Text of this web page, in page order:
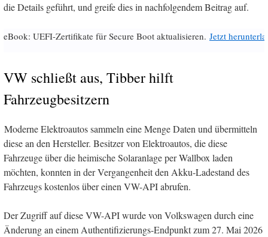
die Details geführt, und greife dies in nachfolgendem Beitrag auf.
eBook: UEFI-Zertifikate für Secure Boot aktualisieren. Jetzt
VW schließt aus, Tibber hilft
Fahrzeugbesitzern
Moderne Elektroautos sammeln eine Menge Daten und übermitteln
diese an den Hersteller. Besitzer von Elektroautos, die diese
Fahrzeuge über die heimische Solaranlage per Wallbox laden
möchten, konnten in der Vergangenheit den Akku-Ladestand des
Fahrzeugs kostenlos über einen VW-API abrufen.
Der Zugriff auf diese VW-API wurde von Volkswagen durch eine
Änderung an einem Authentifizierungs-Endpunkt zum 27. Mai 2026